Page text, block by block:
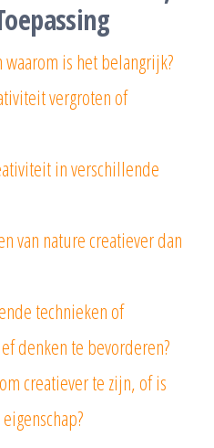
is het belangrijk?
vergroten of
in verschillende
van nature creatiever dan
technieken of
denken te bevorderen?
creatiever te zijn, of is